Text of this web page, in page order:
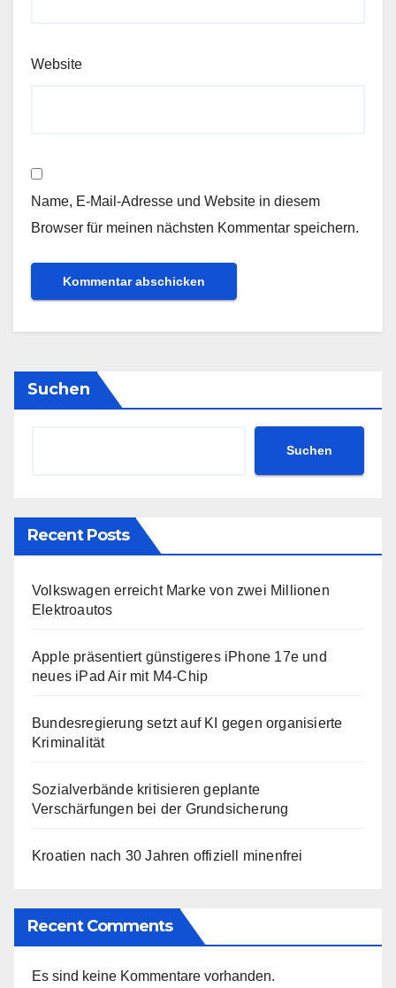
Website
Name, E-Mail-Adresse und Website in diesem
Browser für meinen nächsten Kommentar speichern.
Suchen
Suchen
Recent Posts
Volkswagen erreicht Marke von zwei Millionen
Elektroautos
Apple präsentiert günstigeres iPhone 17e und
neues iPad Air mit M4-Chip
Bundesregierung setzt auf KI gegen organisierte
Kriminalität
Sozialverbände kritisieren geplante
Verschärfungen bei der Grundsicherung
Kroatien nach 30 Jahren offiziell minenfrei
Recent Comments
Es sind keine Kommentare vorhanden.